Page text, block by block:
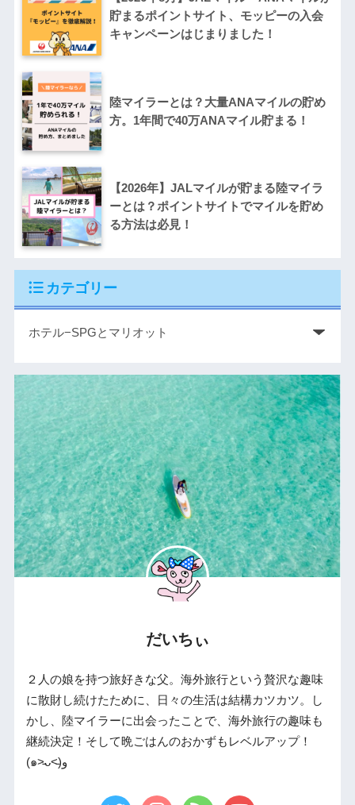
貯まるポイントサイト、モッピーの入会
キャンペーンはじまりました！
陸マイラーとは？大量ANAマイルの貯め
方。1年間で40万ANAマイル貯まる！
【2026年】JALマイルが貯まる陸マイラ
ーとは？ポイントサイトでマイルを貯め
る方法は必見！
カテゴリー
だいちぃ
２人の娘を持つ旅好きな父。海外旅行という贅沢な趣味
に散財し続けたために、日々の生活は結構カツカツ。し
かし、陸マイラーに出会ったことで、海外旅行の趣味も
継続決定！そして晩ごはんのおかずもレベルアップ！
(๑˃̵ᴗ˂̵)و